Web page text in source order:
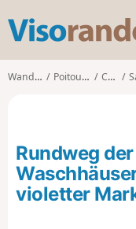
Wanderungen Poitou-Charentes Charente
Rundweg
violetter